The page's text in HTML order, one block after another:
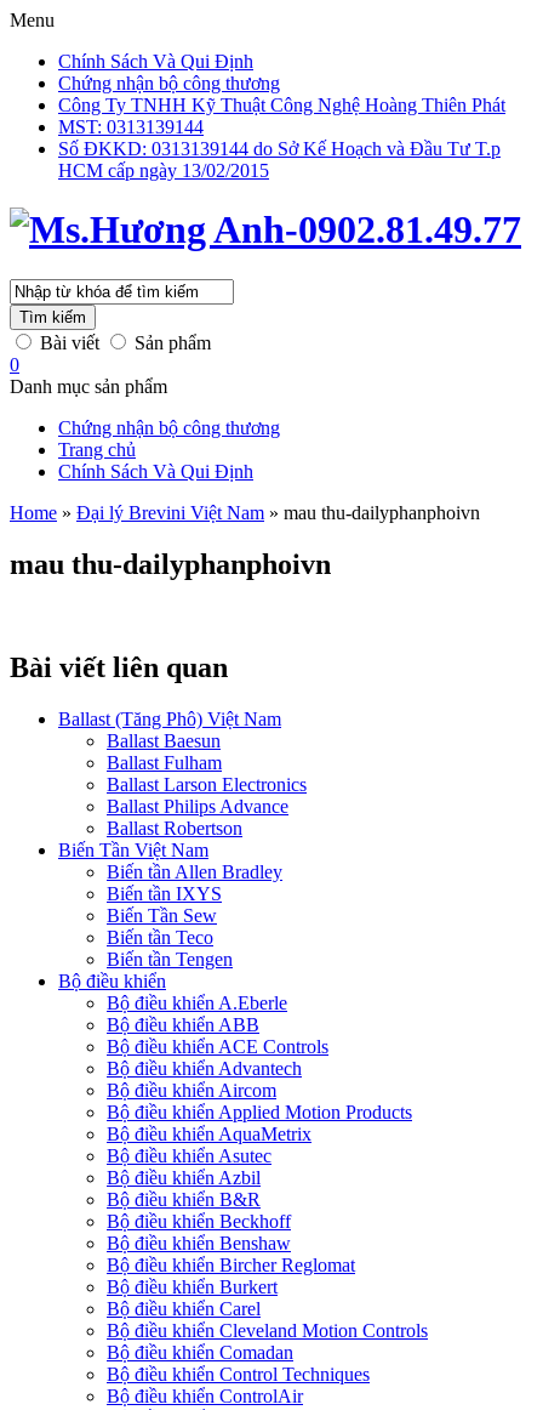
Menu
Chính Sách Và Qui Định
Chứng nhận bộ công thương
Công Ty TNHH Kỹ Thuật Công Nghệ Hoàng Thiên Phát
MST: 0313139144
Số ĐKKD: 0313139144 do Sở Kế Hoạch và Đầu Tư T.p
HCM cấp ngày 13/02/2015
Tìm kiếm
Bài viết
Sản phẩm
0
Danh mục sản phẩm
Chứng nhận bộ công thương
Trang chủ
Chính Sách Và Qui Định
Home » Đại lý Brevini Việt Nam » mau thu-dailyphanphoivn
mau thu-dailyphanphoivn
Bài viết liên quan
Ballast (Tăng Phô) Việt Nam
Ballast Baesun
Ballast Fulham
Ballast Larson Electronics
Ballast Philips Advance
Ballast Robertson
Biến Tần Việt Nam
Biến tần Allen Bradley
Biến tần IXYS
Biến Tần Sew
Biến tần Teco
Biến tần Tengen
Bộ điều khiển
Bộ điều khiển A.Eberle
Bộ điều khiển ABB
Bộ điều khiển ACE Controls
Bộ điều khiển Advantech
Bộ điều khiển Aircom
Bộ điều khiển Applied Motion Products
Bộ điều khiển AquaMetrix
Bộ điều khiển Asutec
Bộ điều khiển Azbil
Bộ điều khiển B&R
Bộ điều khiển Beckhoff
Bộ điều khiển Benshaw
Bộ điều khiển Bircher Reglomat
Bộ điều khiển Burkert
Bộ điều khiển Carel
Bộ điều khiển Cleveland Motion Controls
Bộ điều khiển Comadan
Bộ điều khiển Control Techniques
Bộ điều khiển ControlAir